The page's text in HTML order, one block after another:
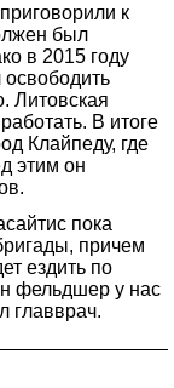
к
был
в 2015 году
Литовская
В итоге
Клайпеду, где
этим он
пока
причем
ездить по
фельдшер у нас
главврач.